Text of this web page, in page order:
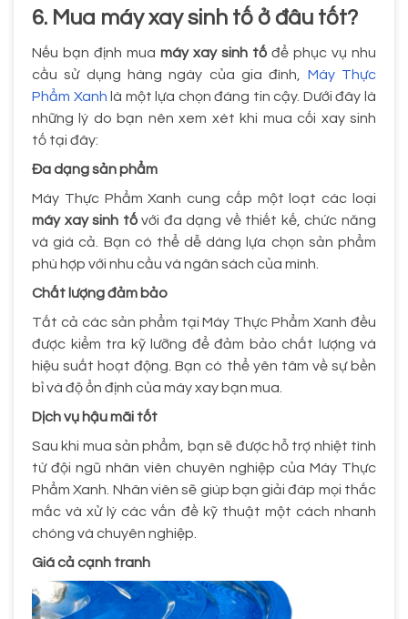
6. Mua máy xay sinh tố ở đâu tốt?
Nếu bạn định mua máy xay sinh tố để phục vụ nhu
cầu sử dụng hàng ngày của gia đình, Máy Thực
Phẩm Xanh là một lựa chọn đáng tin cậy. Dưới đây là
những lý do bạn nên xem xét khi mua cối xay sinh
tố tại đây:
Đa dạng sản phẩm
Máy Thực Phẩm Xanh cung cấp một loạt các loại
máy xay sinh tốvới đa dạng về thiết kế, chức năng
và giá cả. Bạn có thể dễ dàng lựa chọn sản phẩm
phù hợp với nhu cầu và ngân sách của mình.
Chất lượng đảm bảo
Tất cả các sản phẩm tại Máy Thực Phẩm Xanh đều
được kiểm tra kỹ lưỡng để đảm bảo chất lượng và
hiệu suất hoạt động. Bạn có thể yên tâm về sự bền
bỉ và độ ổn định của máy xay bạn mua.
Dịch vụ hậu mãi tốt
Sau khi mua sản phẩm, bạn sẽ được hỗ trợ nhiệt tình
từ đội ngũ nhân viên chuyên nghiệp của Máy Thực
Phẩm Xanh. Nhân viên sẽ giúp bạn giải đáp mọi thắc
mắc và xử lý các vấn đề kỹ thuật một cách nhanh
chóng và chuyên nghiệp.
Giá cả cạnh tranh